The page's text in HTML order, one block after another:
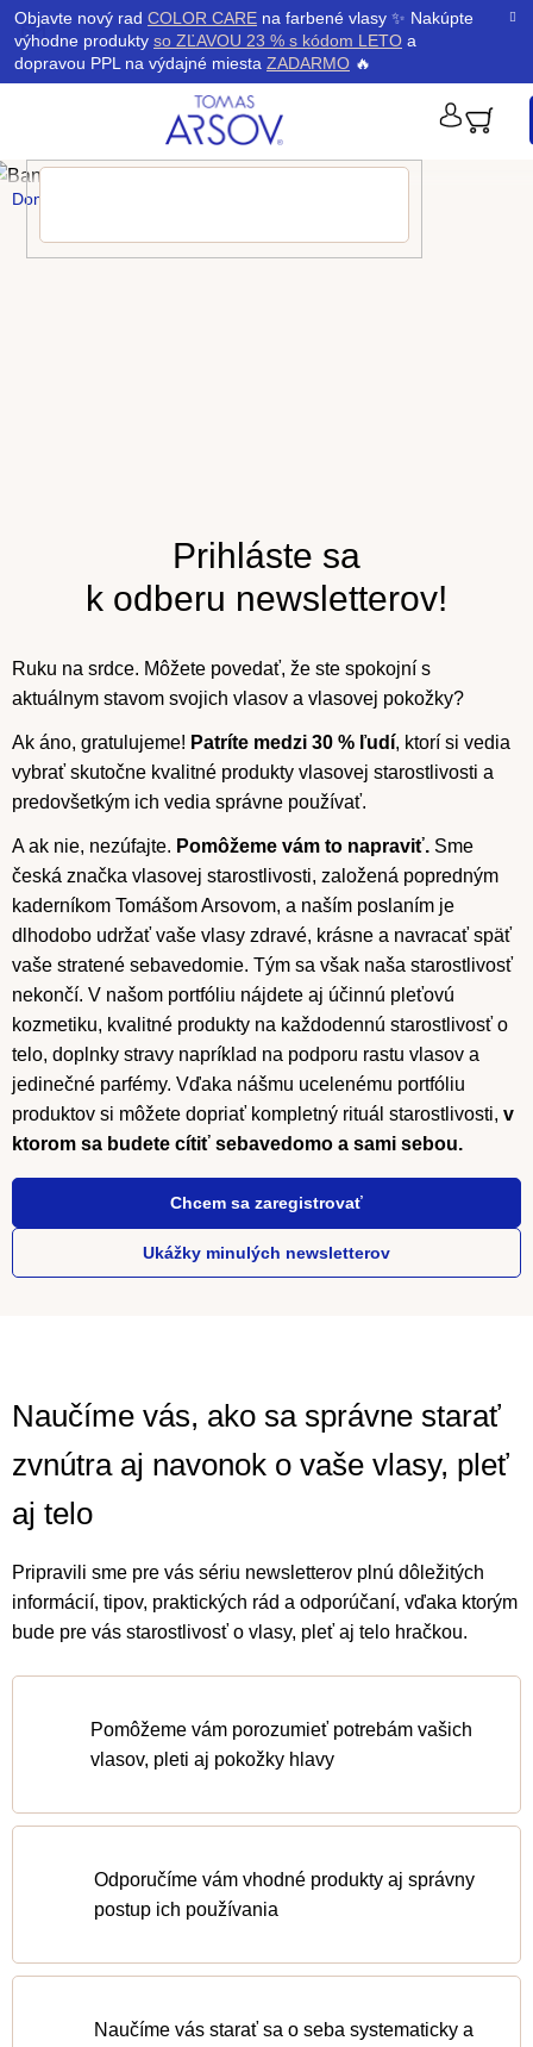
Prejsť
na
obsah
Objavte nový rad COLOR CARE na farbené vlasy ✨ Nakúpte
výhodne produkty so ZĽAVOU 23 % s kódom LETO a
dopravou PPL na výdajné miesta ZADARMO 🔥
Domov
Prihláste sa
k odberu newsletterov!
Ruku na srdce. Môžete povedať, že ste spokojní s
aktuálnym stavom svojich vlasov a vlasovej pokožky?
Ak áno, gratulujeme! Patríte medzi 30 % ľudí, ktorí si vedia
vybrať skutočne kvalitné produkty vlasovej starostlivosti a
predovšetkým ich vedia správne používať.
A ak nie, nezúfajte. Pomôžeme vám to napraviť. Sme
česká značka vlasovej starostlivosti, založená popredným
kaderníkom Tomášom Arsovom, a naším poslaním je
dlhodobo udržať vaše vlasy zdravé, krásne a navracať späť
vaše stratené sebavedomie. Tým sa však naša starostlivosť
nekončí. V našom portfóliu nájdete aj účinnú pleťovú
kozmetiku, kvalitné produkty na každodennú starostlivosť o
telo, doplnky stravy napríklad na podporu rastu vlasov a
jedinečné parfémy. Vďaka nášmu ucelenému portfóliu
produktov si môžete dopriať kompletný rituál starostlivosti, v
ktorom sa budete cítiť sebavedomo a sami sebou.
Chcem sa zaregistrovať
Ukážky minulých newsletterov
Naučíme vás, ako sa správne starať
zvnútra aj navonok o vaše vlasy, pleť
aj telo
Pripravili sme pre vás sériu newsletterov plnú dôležitých
informácií, tipov, praktických rád a odporúčaní, vďaka ktorým
bude pre vás starostlivosť o vlasy, pleť aj telo hračkou.
Pomôžeme vám porozumieť potrebám vašich
vlasov, pleti aj pokožky hlavy
Odporučíme vám vhodné produkty aj správny
postup ich používania
Naučíme vás starať sa o seba systematicky a
K
o
í
Späť
Späť